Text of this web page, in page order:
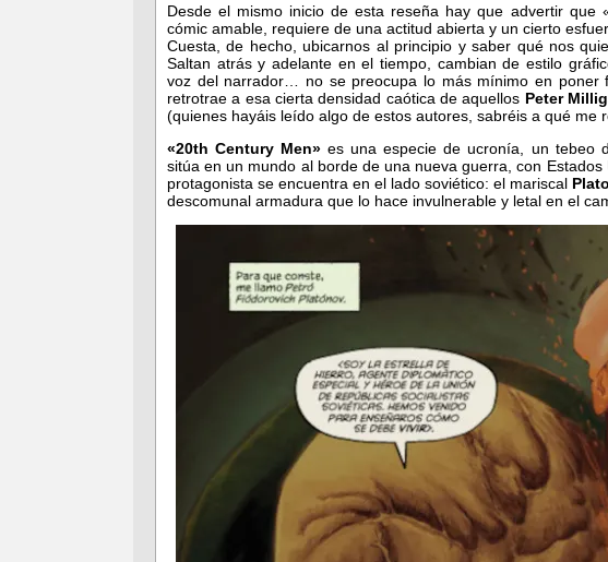
Desde el mismo inicio de esta reseña hay que advertir que
cómic amable, requiere de una actitud abierta y un cierto
Cuesta, de hecho, ubicarnos al principio y saber qué nos
Saltan atrás y adelante en el tiempo, cambian de estilo
voz del narrador… no se preocupa lo más mínimo en poner
retrotrae a esa cierta densidad caótica de aquellos Peter
(quienes hayáis leído algo de estos autores, sabréis a qué me
«20th Century Men» es una especie de ucronía, un tebeo
sitúa en un mundo al borde de una nueva guerra, con
protagonista se encuentra en el lado soviético: el mariscal
descomunal armadura que lo hace invulnerable y letal en el